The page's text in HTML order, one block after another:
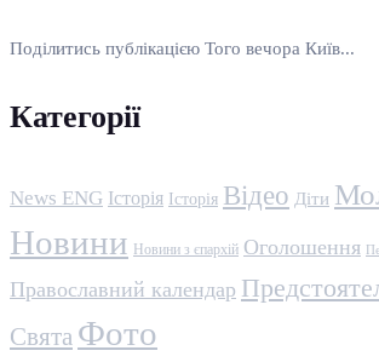
Поділитись публікацією Того вечора Київ...
Категорії
News ENG Історія Історія Відео Діти
Новини Новини з єпархій Оголошення
Православний календар
Свята Фото